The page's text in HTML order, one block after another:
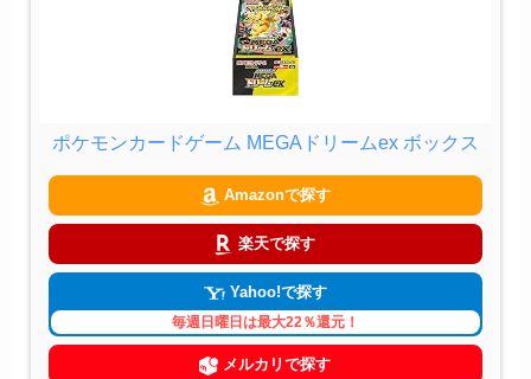
ポケモンカードゲーム MEGAドリームex ボックス
Amazonで探す
楽天で探す
Yahoo!で探す
毎週日曜日は最大22％還元！
メルカリで探す